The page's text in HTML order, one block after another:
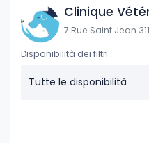
Clinique
7 Rue Saint Jean
Disponibilità dei filtri :
Tutte le disponibilità